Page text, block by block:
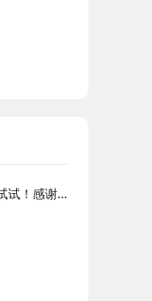
这么冷门小众的一定要试试！感谢分享！